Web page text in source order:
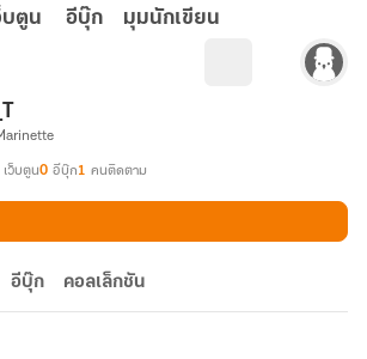
บตูน อีบุ๊ก มุมนักเขียน
เว็บตูน0 อีบุ๊ก1 คนติดตาม
อีบุ๊ก คอลเล็กชัน